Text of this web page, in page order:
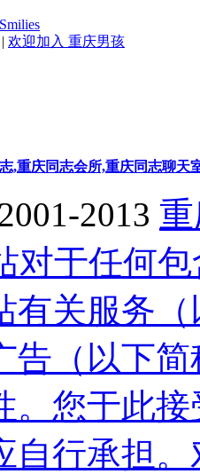
Smilies
| 欢迎加入 重庆男孩
,重庆同志会所,重庆同志聊天
2013
对于任何
有关服务
告（以下
。您于此
自行承担